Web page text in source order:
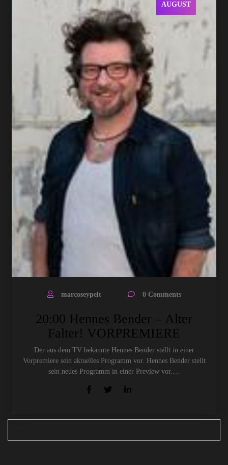
AUGUST
marcoseypelt 0 Comments
20:00 Hennes Bender – Alter
Falter! VORPREMIERE
Der aus dem TV bekannte Hennes Bender stellt in einer
Vorpremiere sein aktuelles Programm vor. Hennes Bender stellt
sein neues Programm in einer Preview vor.…